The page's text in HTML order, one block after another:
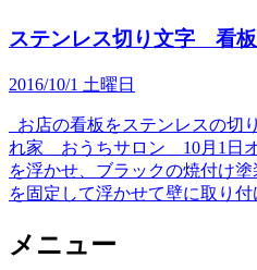
ステンレス切り文字 看
2016/10/1 土曜日
お店の看板をステンレスの切
れ家 おうちサロン 10月1日
を浮かせ、ブラックの焼付け
を固定して浮かせて壁に取り
メニュー